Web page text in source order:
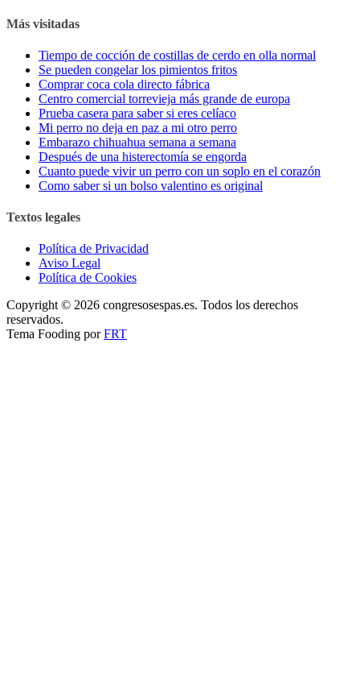
Más visitadas
Tiempo de cocción de costillas de cerdo en olla normal
Se pueden congelar los pimientos fritos
Comprar coca cola directo fábrica
Centro comercial torrevieja más grande de europa
Prueba casera para saber si eres celíaco
Mi perro no deja en paz a mi otro perro
Embarazo chihuahua semana a semana
Después de una histerectomía se engorda
Cuanto puede vivir un perro con un soplo en el corazón
Como saber si un bolso valentino es original
Textos legales
Política de Privacidad
Aviso Legal
Política de Cookies
Copyright © 2026 congresosespas.es. Todos los derechos
reservados.
Tema Fooding porFRT